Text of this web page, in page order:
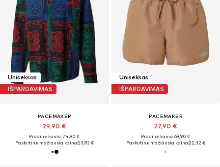
Uniseksas
IŠPARDAVIMAS
PACEMAKER
29,90 €
Pradinė kaina: 74,90 €
Paskutinė mažiausia kaina:23,92 €
Uniseksas
IŠPARDAVIMAS
PACEMAKER
27,90 €
Pradinė kaina: 69,90 €
Paskutinė mažiausia kaina:22,32 €